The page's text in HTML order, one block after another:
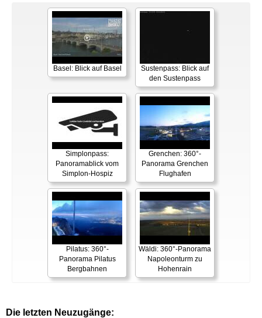
Basel: Blick auf Basel
Sustenpass: Blick auf
den Sustenpass
Simplonpass:
Panoramablick vom
Simplon-Hospiz
Grenchen: 360°-
Panorama Grenchen
Flughafen
Pilatus: 360°-
Panorama Pilatus
Bergbahnen
Wäldi: 360°-Panorama
Napoleonturm zu
Hohenrain
Die letzten Neuzugänge: